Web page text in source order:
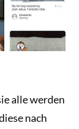
alle werden
nach